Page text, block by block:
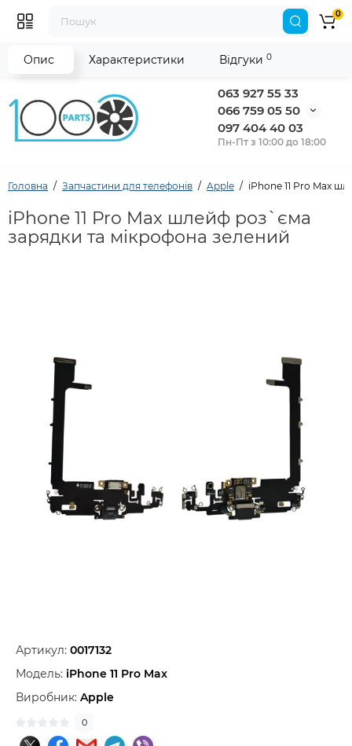
063 927 55 33
066 759 05 50
097 404 40 03
Пн-Пт з 10:00 до 18:00
0
Головна Запчастини для телефонів Apple iPhone 11 Pro Max
iPhone 11 Pro Max шлейф роз`єма
зарядки та мікрофона зелений
Артикул: 0017132
Модель: iPhone 11 Pro Max
Виробник: Apple
0
Опис Характеристики Відгуки 0